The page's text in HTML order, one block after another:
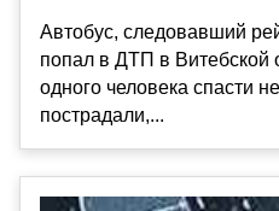
Автобус, следовавший
попал в ДТП в Витебской
одного человека спасти
пострадали,...